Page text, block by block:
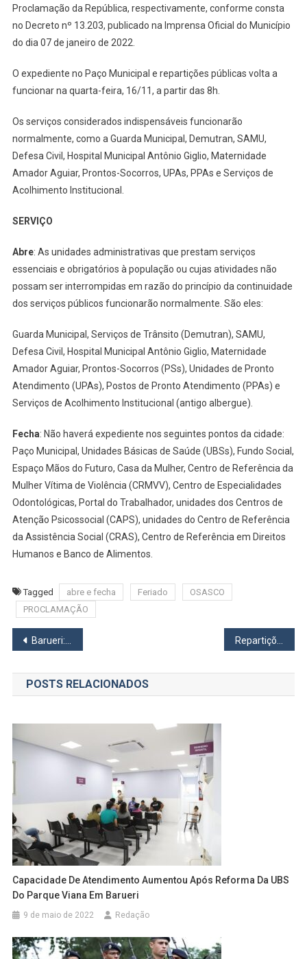
E
Fecha
No
Da
Proclamação
República
Proclamação da República, respectivamente, conforme consta
no Decreto nº 13.203, publicado na Imprensa Oficial do Município
do dia 07 de janeiro de 2022.
O expediente no Paço Municipal e repartições públicas volta a
funcionar na quarta-feira, 16/11, a partir das 8h.
Os serviços considerados indispensáveis funcionarão
normalmente, como a Guarda Municipal, Demutran, SAMU,
Defesa Civil, Hospital Municipal Antônio Giglio, Maternidade
Amador Aguiar, Prontos-Socorros, UPAs, PPAs e Serviços de
Acolhimento Institucional.
SERVIÇO
Abre: As unidades administrativas que prestam serviços
essenciais e obrigatórios à população ou cujas atividades não
possam ser interrompidas em razão do princípio da continuidade
dos serviços públicos funcionarão normalmente. São eles:
Guarda Municipal, Serviços de Trânsito (Demutran), SAMU,
Defesa Civil, Hospital Municipal Antônio Giglio, Maternidade
Amador Aguiar, Prontos-Socorros (PSs), Unidades de Pronto
Atendimento (UPAs), Postos de Pronto Atendimento (PPAs) e
Serviços de Acolhimento Institucional (antigo albergue).
Fecha: Não haverá expediente nos seguintes pontos da cidade:
Paço Municipal, Unidades Básicas de Saúde (UBSs), Fundo Social,
Espaço Mãos do Futuro, Casa da Mulher, Centro de Referência da
Mulher Vítima de Violência (CRMVV), Centro de Especialidades
Odontológicas, Portal do Trabalhador, unidades dos Centros de
Atenção Psicossocial (CAPS), unidades do Centro de Referência
da Assistência Social (CRAS), Centro de Referência em Direitos
Humanos e Banco de Alimentos.
Tagged abre e fecha Feriado
OSASCO
PROCLAMAÇÃO
Navegação
de
Post
Barueri: Veja o que abre e fecha no feriado prolongado
POSTS RELACIONADOS
Capacidade De Atendimento Aumentou Após Reforma Da UBS
Do Parque Viana Em Barueri
9 de maio de 2022 Redação